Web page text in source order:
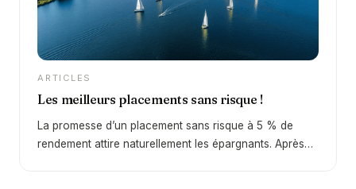
ARTICLES
Les meilleurs placements sans risque !
La promesse d’un placement sans risque à 5 % de
rendement attire naturellement les épargnants. Après